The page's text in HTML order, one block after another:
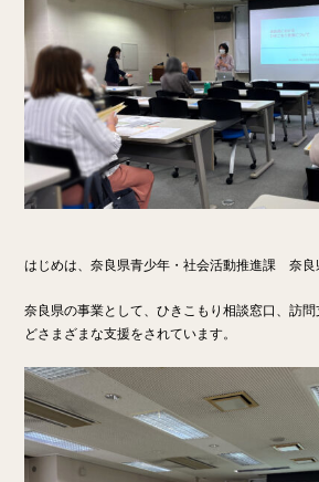
はじめは、奈良県青少年・社会活動推進課 奈良
奈良県の事業として、ひきこもり相談窓口、訪
どさまざまな支援をされています。